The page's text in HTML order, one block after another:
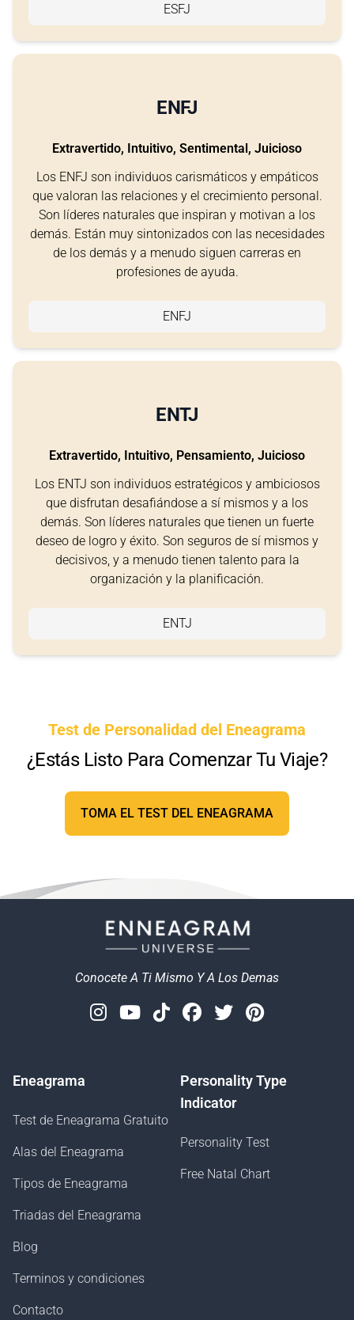
ESFJ
ENFJ
Extravertido, Intuitivo, Sentimental, Juicioso
Los ENFJ son individuos carismáticos y empáticos
que valoran las relaciones y el crecimiento personal.
Son líderes naturales que inspiran y motivan a los
demás. Están muy sintonizados con las necesidades
de los demás y a menudo siguen carreras en
profesiones de ayuda.
ENFJ
ENTJ
Extravertido, Intuitivo, Pensamiento, Juicioso
Los ENTJ son individuos estratégicos y ambiciosos
que disfrutan desafiándose a sí mismos y a los
demás. Son líderes naturales que tienen un fuerte
deseo de logro y éxito. Son seguros de sí mismos y
decisivos, y a menudo tienen talento para la
organización y la planificación.
ENTJ
Test de Personalidad del Eneagrama
¿Estás Listo Para Comenzar Tu Viaje?
TOMA EL TEST DEL ENEAGRAMA
Conocete A Ti Mismo Y A Los Demas
Instagram
Youtube
TiktokFacebook
TwitterPinterest
Eneagrama
Test de Eneagrama Gratuito
Alas del Eneagrama
Tipos de Eneagrama
Triadas del Eneagrama
Blog
Terminos y condiciones
Contacto
Personality Type
Indicator
Personality Test
Free Natal Chart